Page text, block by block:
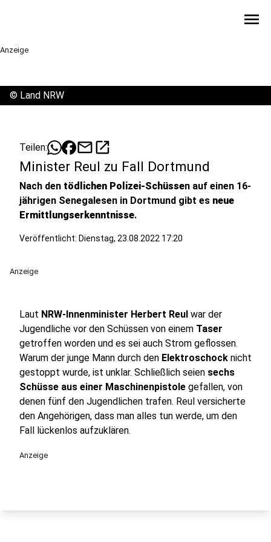
menu
Anzeige
© Land NRW
Teilen: mailopen_in_new
Minister Reul zu Fall Dortmund
Nach den tödlichen Polizei-Schüssen auf einen 16-
jährigen Senegalesen in Dortmund gibt es neue
Ermittlungserkenntnisse.
Veröffentlicht: Dienstag, 23.08.2022 17:20
Anzeige
Laut NRW-Innenminister Herbert Reul war der
Jugendliche vor den Schüssen von einem Taser
getroffen worden und es sei auch Strom geflossen.
Warum der junge Mann durch den Elektroschock nicht
gestoppt wurde, ist unklar. Schließlich seien sechs
Schüsse aus einer Maschinenpistole gefallen, von
denen fünf den Jugendlichen trafen. Reul versicherte
den Angehörigen, dass man alles tun werde, um den
Fall lückenlos aufzuklären.
Anzeige